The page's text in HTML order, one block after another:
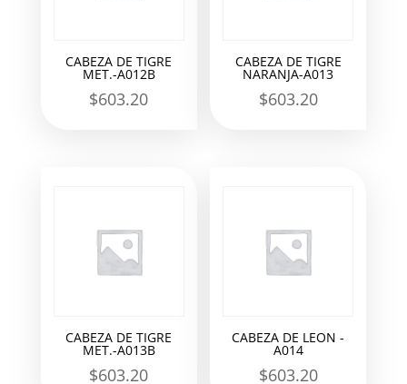
CABEZA DE TIGRE
MET.-A012B
$603.20
CABEZA DE TIGRE
NARANJA-A013
$603.20
CABEZA DE TIGRE
MET.-A013B
$603.20
CABEZA DE LEON -
A014
$603.20